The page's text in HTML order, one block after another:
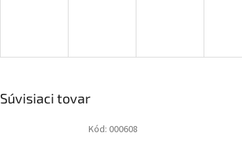
Súvisiaci tovar
Kód: 000608